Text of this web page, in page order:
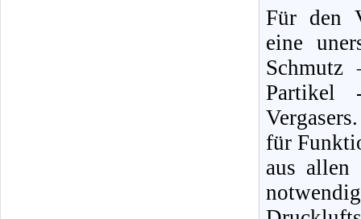
Für den
eine
Partikel
für
aus allen